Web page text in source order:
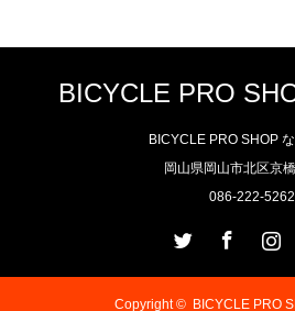
BICYCLE PRO
BICYCLE PRO SHOP
岡山県岡山市北区京
086-222-5262
Copyright © BICYCLE PRO